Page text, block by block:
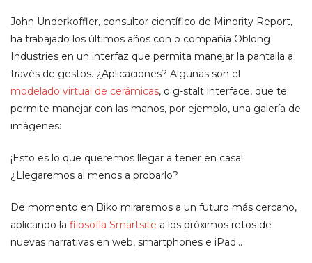
John Underkoffler, consultor científico de Minority Report,
ha trabajado los últimos años con o compañía Oblong
Industries en un interfaz que permita manejar la pantalla a
través de gestos. ¿Aplicaciones? Algunas son el
modelado virtual de cerámicas, o g-stalt interface, que te
permite manejar con las manos, por ejemplo, una galería de
imágenes:
¡Esto es lo que queremos llegar a tener en casa!
¿Llegaremos al menos a probarlo?
De momento en Biko miraremos a un futuro más cercano,
aplicando la filosofía Smartsite a los próximos retos de
nuevas narrativas en web, smartphones e iPad…